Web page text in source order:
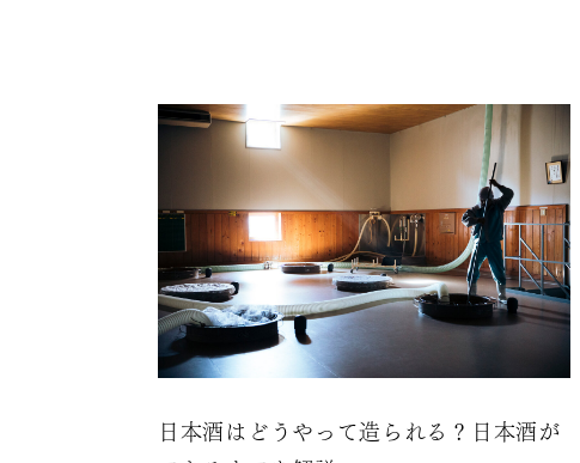
日本酒はどうやって造られる？日本酒が